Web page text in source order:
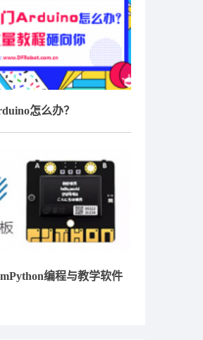
怎么办？
mPython编程与教学软件